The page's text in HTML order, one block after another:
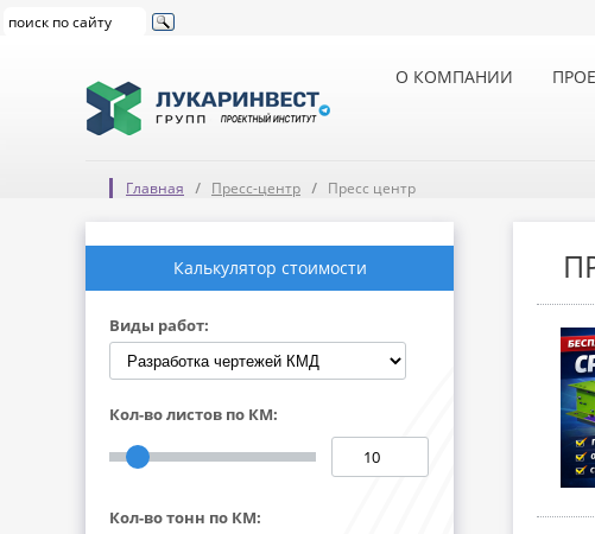
О КОМПАНИИ
Главная Пресс-центр Пресс центр
Калькулятор стоимости
Виды работ:
Кол-во листов по КМ:
Кол-во тонн по КМ: